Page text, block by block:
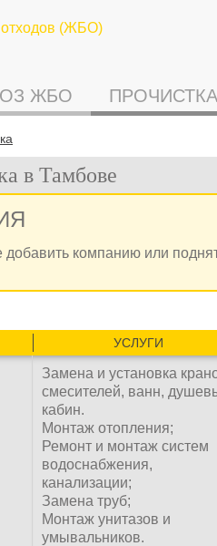
ЖБО
в Тамбове
добавить компанию или
УСЛУГИ
Замена и установка
смесителей, ванн,
кабин.
Монтаж отопления;
Ремонт и монтаж систем
водоснабжения,
канализации;
Замена труб;
Монтаж унитазов и
умывальников.